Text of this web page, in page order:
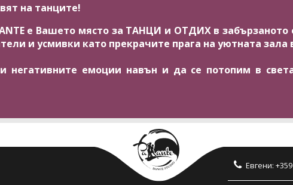
на танците!
е Вашето място за ТАНЦИ и ОТДИХ в
и усмивки като прекрачите прага на уютната
негативните емоции навън и да се потопим в
Евгени: